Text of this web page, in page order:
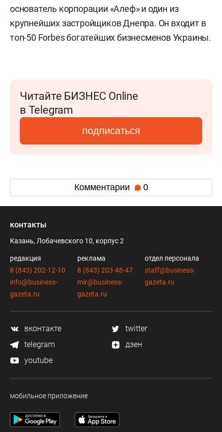
основатель корпорации «Алеф» и один из
крупнейших застройщиков Днепра. Он входит в
топ-50 Forbes богатейших бизнесменов Украины.
Читайте БИЗНЕС Online
в Telegram
подписаться
Комментарии 0
контакты
Казань, Лобачевского 10, корпус 2
редакция
8 (843) 202-12-10
info@business-
gazeta.ru
реклама
8 (843) 203-48-47
mir@business-
gazeta.ru
отдел персонала
staff@business-
gazeta.ru
вконтакте
twitter
telegram
дзен
youtube
мобильное приложение